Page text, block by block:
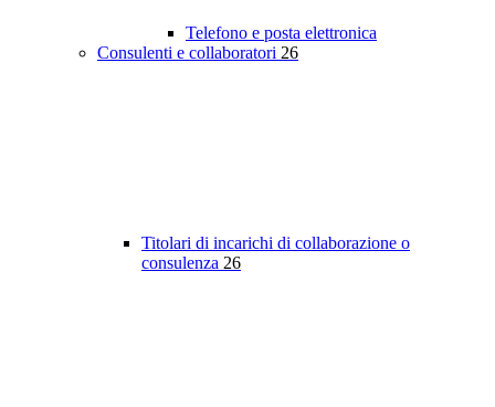
Telefono e posta elettronica
Consulenti e collaboratori 26
Titolari di incarichi di collaborazione o
consulenza 26